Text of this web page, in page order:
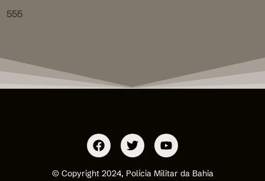
555
© Copyright 2024, Polícia Militar da Bahia